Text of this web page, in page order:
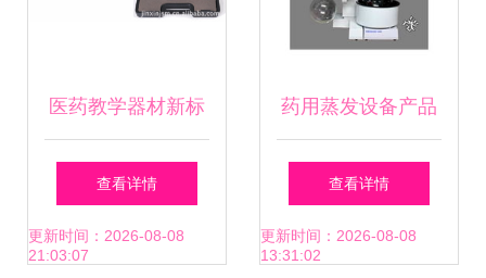
医药教学器材新标
杆 上海金馨医学高
级外科基本技能训
查看详情
更新时间：2026-08-08
21:03:07
药用蒸发设备产品
列表第11页 制药设
备网与医药教学器
查看详情
更新时间：2026-08-08
13:31:02